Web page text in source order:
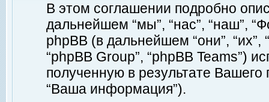
В этом соглашении подробно
дальнейшем “мы”, “нас”, “наш”,
phpBB (в дальнейшем “они”, “их”,
“phpBB Group”, “phpBB Teams”)
полученную в результате
“Ваша информация”).